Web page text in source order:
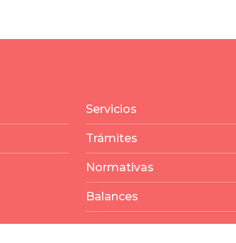
Servicios
Trámites
Normativas
Balances